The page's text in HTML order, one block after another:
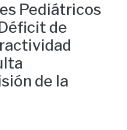
Pediátricos
de
de la